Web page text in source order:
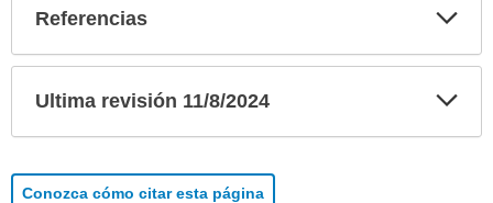
Referencias
Ultima revisión 11/8/2024
Conozca cómo citar esta página